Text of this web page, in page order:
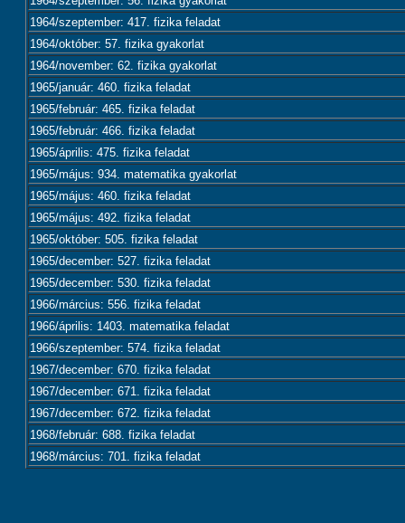
1964/szeptember: 417. fizika feladat
1964/október: 57. fizika gyakorlat
1964/november: 62. fizika gyakorlat
1965/január: 460. fizika feladat
1965/február: 465. fizika feladat
1965/február: 466. fizika feladat
1965/április: 475. fizika feladat
1965/május: 934. matematika gyakorlat
1965/május: 460. fizika feladat
1965/május: 492. fizika feladat
1965/október: 505. fizika feladat
1965/december: 527. fizika feladat
1965/december: 530. fizika feladat
1966/március: 556. fizika feladat
1966/április: 1403. matematika feladat
1966/szeptember: 574. fizika feladat
1967/december: 670. fizika feladat
1967/december: 671. fizika feladat
1967/december: 672. fizika feladat
1968/február: 688. fizika feladat
1968/március: 701. fizika feladat